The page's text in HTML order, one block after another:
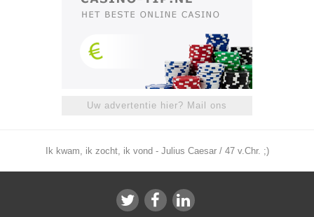
Uw advertentie hier? Mail ons
Ik kwam, ik zocht, ik vond - Julius Caesar / 47 v.Chr. ;)